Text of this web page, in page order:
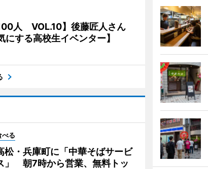
人 VOL.10】後藤匠人さん
にする高校生イベンター】
べる
松・兵庫町に「中華そばサービ
」 朝7時から営業、無料トッ